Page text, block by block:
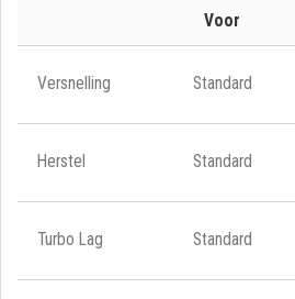
Voor
Versnelling Standard
Herstel Standard
Turbo Lag Standard